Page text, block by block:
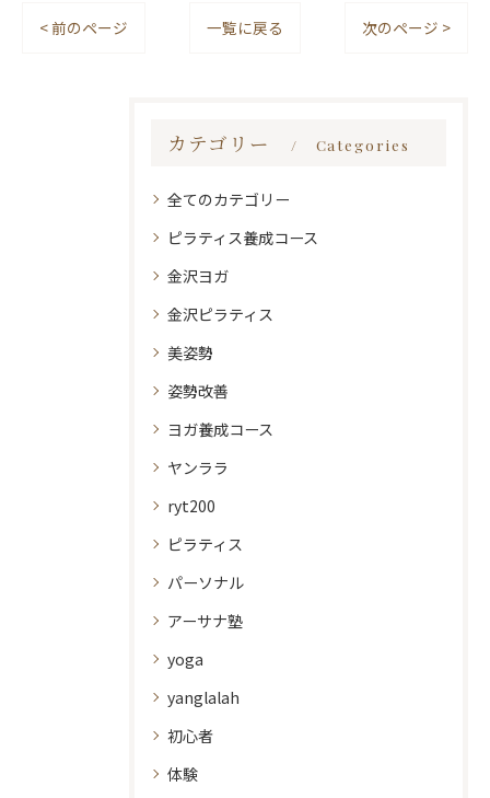
< 前のページ 一覧に戻る 次のページ >
カテゴリー Categories
全てのカテゴリー
ピラティス養成コース
金沢ヨガ
金沢ピラティス
美姿勢
姿勢改善
ヨガ養成コース
ヤンララ
ryt200
ピラティス
パーソナル
アーサナ塾
yoga
yanglalah
初心者
体験